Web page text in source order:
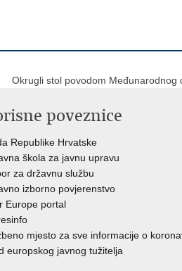
Okrugli stol povodom Međunarodnog
poveznice
Republike Hrvatske
škola za javnu upravu
za državnu službu
izborno povjerenstvo
Europe portal
mjesto za sve informacije o
europskog javnog tužitelja